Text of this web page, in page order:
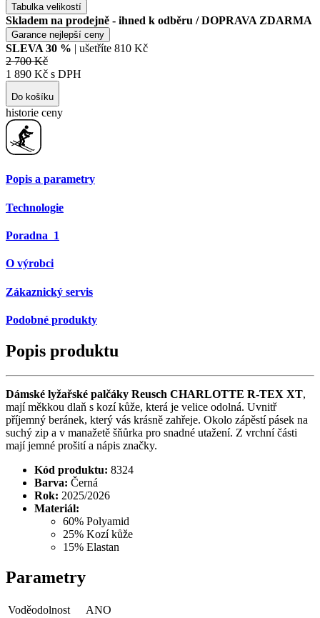
Tabulka velikostí
Skladem na prodejně - ihned k odběru / DOPRAVA ZDARMA
Garance nejlepší ceny
SLEVA 30 % | ušetříte 810 Kč
2 700 Kč
1 890 Kč s DPH
Do košíku
historie ceny
Popis a parametry
Technologie
Poradna 1
O výrobci
Zákaznický servis
Podobné produkty
Popis produktu
Dámské lyžařské palčáky Reusch CHARLOTTE R-TEX XT,
mají měkkou dlaň s kozí kůže, která je velice odolná. Uvnitř
příjemný beránek, který vás krásně zahřeje. Okolo zápěstí pásek na
suchý zip a v manažetě šňůrka pro snadné utažení. Z vrchní části
mají jemné prošití a nápis značky.
Kód produktu: 8324
Barva: Černá
Rok: 2025/2026
Materiál:
60% Polyamid
25% Kozí kůže
15% Elastan
Parametry
Voděodolnost
ANO